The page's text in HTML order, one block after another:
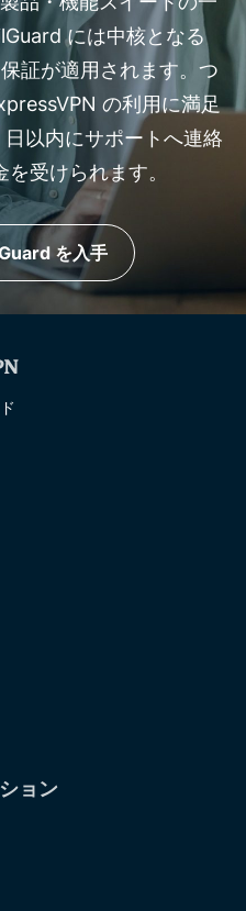
には中核となる
証が適用されます。つ
の利用に満足
以内にサポートへ連絡
受けられます。
を入手
ョン